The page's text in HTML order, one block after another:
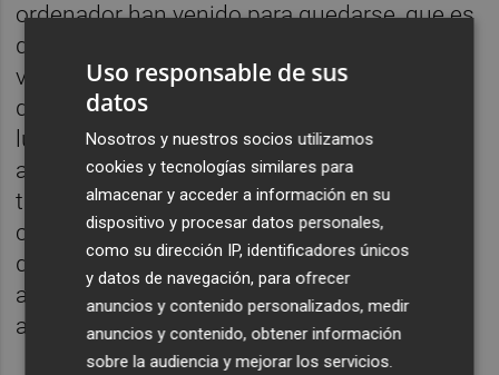
ordenador han venido para quedarse, que es
que sí, la presencialidad de los actos no se
va a ver sustituidosper sepor ello. La Plaza
del Asesor pretende ofrecer al visitante un
lugar de divulgación, disertación,
aprendizaje, conocimiento, lúdico..., pero
también para encontrar ese espacio donde
cada cual se encuentre distendido, distraído
de la velocidad y tensiones del día a día para
analizar desde otra perspectiva los
acontecimientos que estamos inmersos.
Uso responsable de sus
datos
Nosotros y nuestros socios utilizamos
cookies y tecnologías similares para
almacenar y acceder a información en su
dispositivo y procesar datos personales,
como su dirección IP, identificadores únicos
y datos de navegación, para ofrecer
anuncios y contenido personalizados, medir
anuncios y contenido, obtener información
sobre la audiencia y mejorar los servicios.